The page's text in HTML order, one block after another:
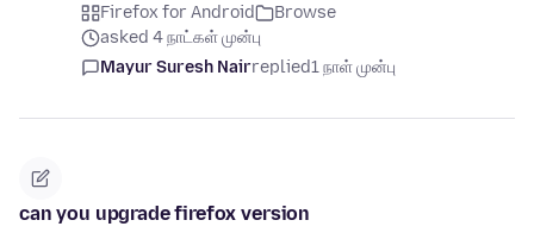
Firefox for Android
Browse
asked 4 நாட்கள் முன்பு
Mayur Suresh Nairreplied1 நாள் முன்பு
can you upgrade firefox version